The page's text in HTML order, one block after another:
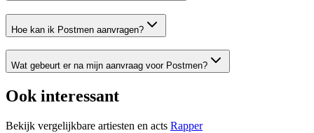
Hoe kan ik Postmen aanvragen?
Wat gebeurt er na mijn aanvraag voor Postmen?
Ook interessant
Bekijk vergelijkbare artiesten en acts Rapper